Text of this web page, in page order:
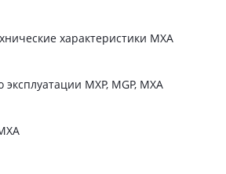
характеристики MXA
MXP, MGP, MXA